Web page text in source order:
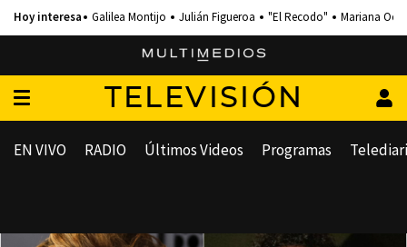
Galilea Montijo Julián Figueroa "El Recodo" Mariana
TELEVISIÓN
EN VIVO RADIO Últimos Videos Programas